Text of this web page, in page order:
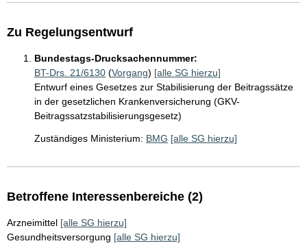
Zu Regelungsentwurf
Bundestags-Drucksachennummer:
BT-Drs. 21/6130 (Vorgang) [alle SG hierzu]
Entwurf eines Gesetzes zur Stabilisierung der Beitragssätze
in der gesetzlichen Krankenversicherung (GKV-
Beitragssatzstabilisierungsgesetz)
Zuständiges Ministerium: BMG [alle SG hierzu]
Betroffene Interessenbereiche (2)
Arzneimittel [alle SG hierzu]
Gesundheitsversorgung [alle SG hierzu]